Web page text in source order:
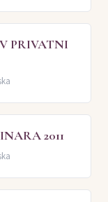
PRIVATNI
2011